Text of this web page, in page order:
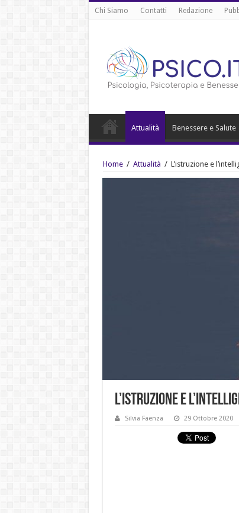
Chi Siamo Contatti Redazione
Attualità Benessere e Salute
Home / Attualità / L’istruzione e
L’istruzione e
Silvia Faenza 29 Ottobre 2020